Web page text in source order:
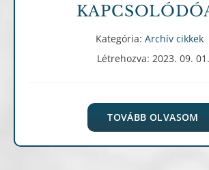
Kategória: Archív cikkek
Létrehozva: 2023. 09. 01.
TOVÁBB OLVASOM